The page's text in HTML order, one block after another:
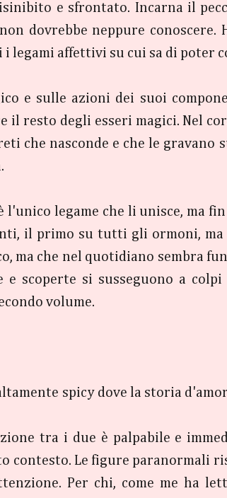
e sfrontato. Incarna il
dovrebbe neppure
legami affettivi su cui sa di poter
e sulle azioni dei suoi
il resto degli esseri magici. N el
che nasconde e che le gravano
l'unico legame che li unisce, ma
il primo su tutti gli ormoni,
ma che nel quotidiano sembra
scoperte si susseguono a
volume.
spicy dove la storia
tra i due è palpabile e
contesto. Le figure paranormali
Per chi, come me ha